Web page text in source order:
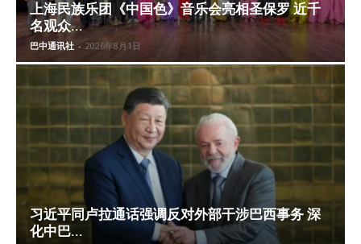
上海民族乐团《中国色》音乐会亮相圣保罗 近千
名观众...
巴中通讯社 - 2026年8月1日
习近平同卢拉通话强调反对外部干涉巴西事务 深
化中巴...